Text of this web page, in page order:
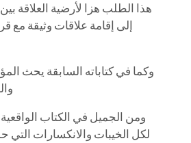
هذا الطلب هزا لأرضية العلاقة
إلى إقامة علاقات وثيقة مع
وكما في كتاباته السابقة يحث
ومن الجميل في الكتاب
لكل الخيبات والانكسارات التي